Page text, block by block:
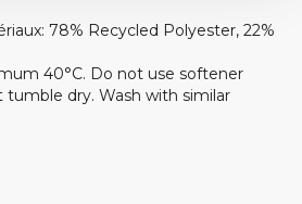
: 78% Recycled Polyester, 22%
40°C. Do not use softener
dry. Wash with similar